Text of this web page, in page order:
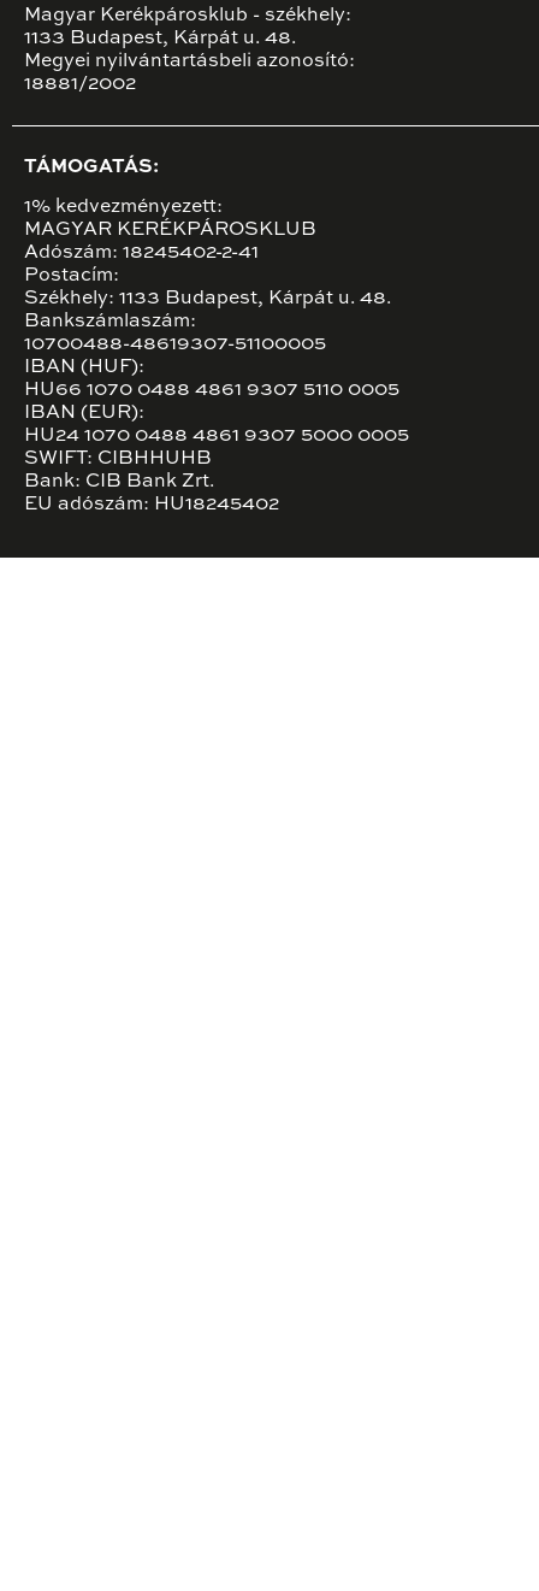
Magyar Kerékpárosklub - székhely:
1133 Budapest, Kárpát u. 48.
Megyei nyilvántartásbeli azonosító:
18881/2002
TÁMOGATÁS:
1% kedvezményezett:
MAGYAR KERÉKPÁROSKLUB
Adószám: 18245402-2-41
Postacím:
Székhely: 1133 Budapest, Kárpát u. 48.
Bankszámlaszám:
10700488-48619307-51100005
IBAN (HUF):
HU66 1070 0488 4861 9307 5110 0005
IBAN (EUR):
HU24 1070 0488 4861 9307 5000 0005
SWIFT: CIBHHUHB
Bank: CIB Bank Zrt.
EU adószám: HU18245402